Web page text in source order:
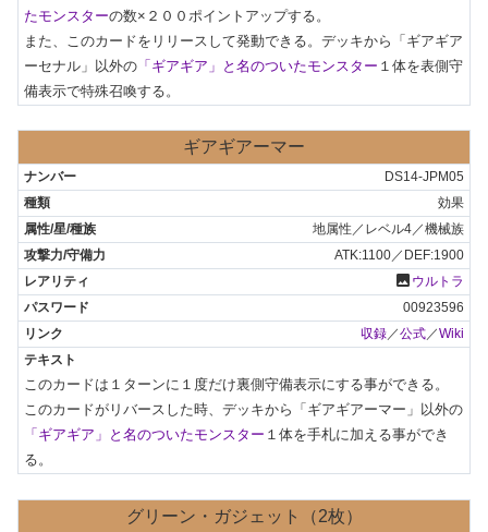
たモンスターの数×２００ポイントアップする。
また、このカードをリリースして発動できる。デッキから「ギアギア
ーセナル」以外の 「ギアギア」と名のついたモンスター １体を表側守
備表示で特殊召喚する。
ギアギアーマー
DS14-JPM05
効果
地属性／レベル4／機械族
ATK:1100／DEF:1900
photo ウルトラ
00923596
収録／公式／Wiki
このカードは１ターンに１度だけ裏側守備表示にする事ができる。
このカードがリバースした時、デッキから「ギアギアーマー」以外の
「ギアギア」と名のついたモンスター １体を手札に加える事ができ
る。
グリーン・ガジェット（2枚）